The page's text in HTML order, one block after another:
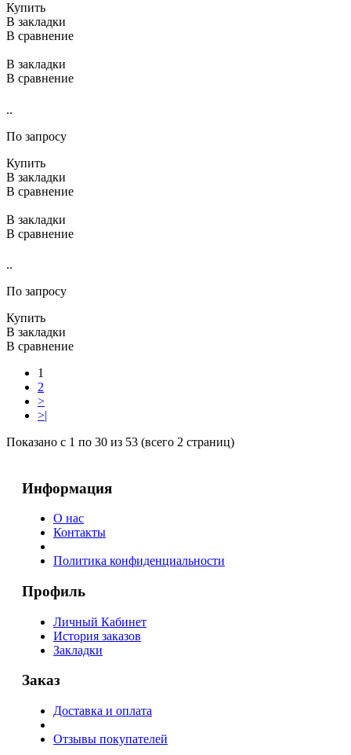
Купить
В закладки
В сравнение
В закладки
В сравнение
..
По запросу
Купить
В закладки
В сравнение
В закладки
В сравнение
..
По запросу
Купить
В закладки
В сравнение
1
2
>
>|
Показано с 1 по 30 из 53 (всего 2 страниц)
Информация
О нас
Контакты
Политика конфиденциальности
Профиль
Личный Кабинет
История заказов
Закладки
Заказ
Доставка и оплата
Отзывы покупателей